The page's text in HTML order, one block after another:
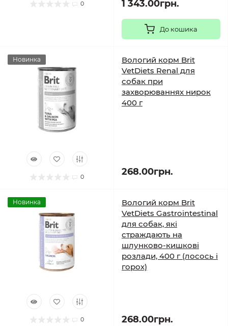
0 1 343.00грн.
До кошика
Новинка
0
Вологий корм Brit
VetDiets Renal для
собак при
захворюваннях нирок
400 г
268.00грн.
Новинка
0
Вологий корм Brit
VetDiets Gastrointestinal
для собак, які
страждають на
шлунково-кишкові
розлади, 400 г (лосось і
горох)
268.00грн.